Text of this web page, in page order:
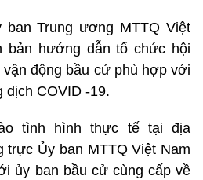
Trung ương MTTQ Việt
bản hướng dẫn tổ chức hội
động bầu cử phù hợp với
dịch COVID -19.
tình hình thực tế tại địa
Ủy ban MTTQ Việt Nam
ủy ban bầu cử cùng cấp về